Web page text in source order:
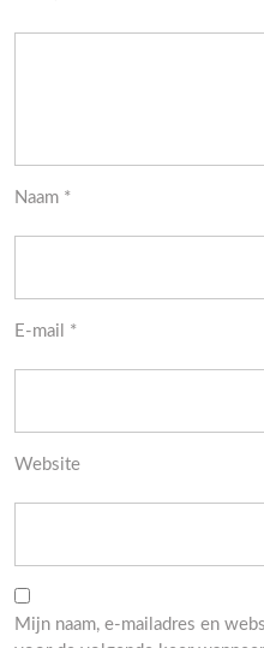
Naam *
E-mail *
Website
Mijn naam, e-mailadres en